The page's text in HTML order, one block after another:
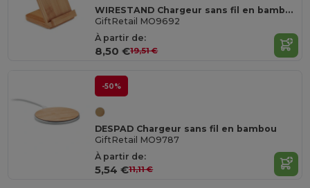
WIRESTAND Chargeur sans fil en bambou MO9692-
GiftRetail MO9692
À partir de:
8,50 €19,51 €
-50%
DESPAD Chargeur sans fil en bambou
GiftRetail MO9787
À partir de:
5,54 €11,11 €